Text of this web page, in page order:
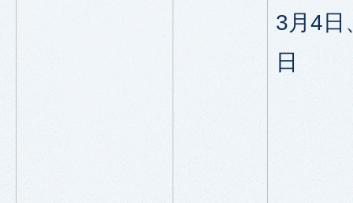
3月4日
日